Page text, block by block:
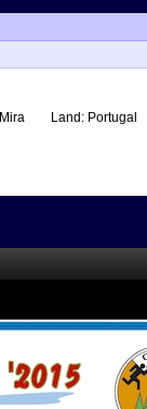
Land: Portugal